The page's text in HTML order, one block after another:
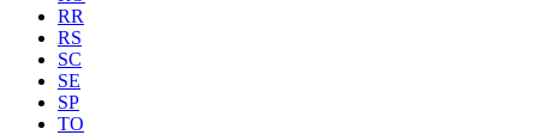
RR
RS
SC
SE
SP
TO